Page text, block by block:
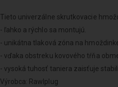
Tieto univerzálne skrutkovacie
- ľahko a rýchlo sa montujú.
- unikátna tlaková zóna na
- vďaka obstreku kovového tŕňa
- vysoká tuhosť taniera zaisťuje
Výrobca: Rawlplug